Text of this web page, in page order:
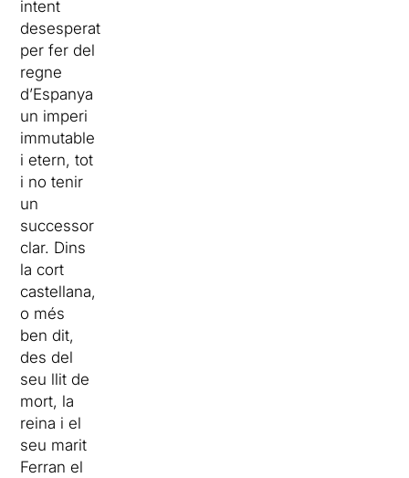
intent
desesperat
per fer del
regne
d’Espanya
un imperi
immutable
i etern, tot
i no tenir
un
successor
clar. Dins
la cort
castellana,
o més
ben dit,
des del
seu llit de
mort, la
reina i el
seu marit
Ferran el